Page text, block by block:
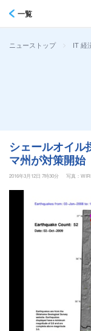
一覧
ニューストップ > IT 経
シェールオイル
マ州が対策開始
2016年3月12日 7時30分
写真：